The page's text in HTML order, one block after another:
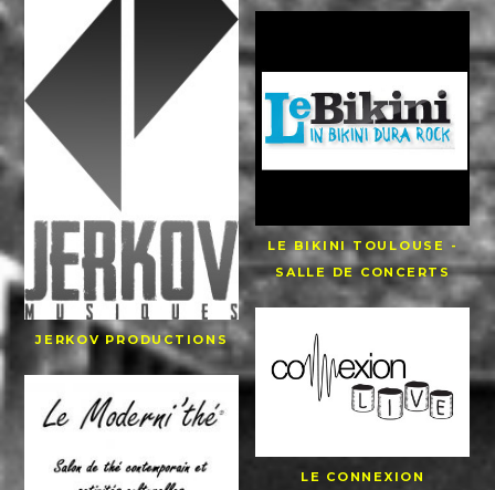
JERKOV PRODUCTIONS
LE BIKINI TOULOUSE -
SALLE DE CONCERTS
LE CONNEXION